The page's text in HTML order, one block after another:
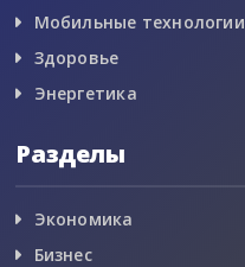
Мобильные технологии
Здоровье
Энергетика
Разделы
Экономика
Бизнес